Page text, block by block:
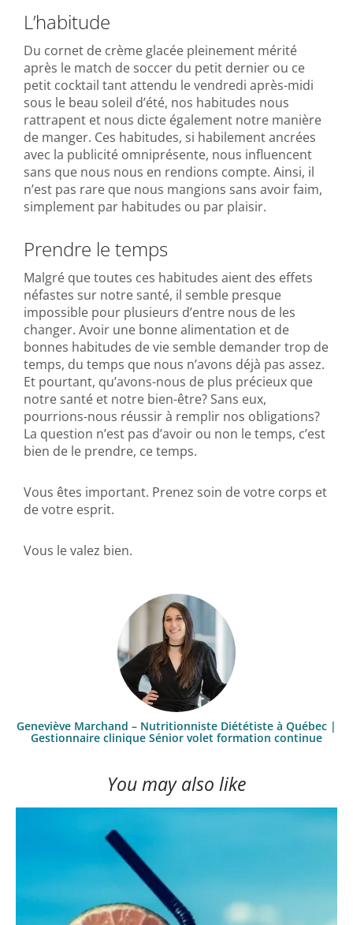
L’habitude
Du cornet de crème glacée pleinement mérité
après le match de soccer du petit dernier ou ce
petit cocktail tant attendu le vendredi après-midi
sous le beau soleil d’été, nos habitudes nous
rattrapent et nous dicte également notre manière
de manger. Ces habitudes, si habilement ancrées
avec la publicité omniprésente, nous influencent
sans que nous nous en rendions compte. Ainsi, il
n’est pas rare que nous mangions sans avoir faim,
simplement par habitudes ou par plaisir.
Prendre le temps
Malgré que toutes ces habitudes aient des effets
néfastes sur notre santé, il semble presque
impossible pour plusieurs d’entre nous de les
changer. Avoir une bonne alimentation et de
bonnes habitudes de vie semble demander trop de
temps, du temps que nous n’avons déjà pas assez.
Et pourtant, qu’avons-nous de plus précieux que
notre santé et notre bien-être? Sans eux,
pourrions-nous réussir à remplir nos obligations?
La question n’est pas d’avoir ou non le temps, c’est
bien de le prendre, ce temps.
Vous êtes important. Prenez soin de votre corps et
de votre esprit.
Vous le valez bien.
Geneviève Marchand – Nutritionniste Diététiste à Québec |
Gestionnaire clinique Sénior volet formation continue
You may also like